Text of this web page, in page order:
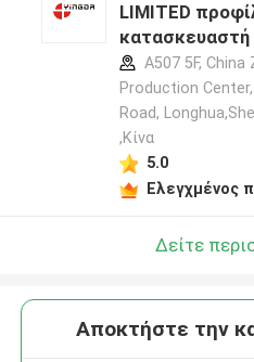
LIMITED
κατασκευαστή
A507 5F, China
Production
Road,
,Κίνα
5.0
Ελεγχμένος
Δείτε
Αποκτήστε την